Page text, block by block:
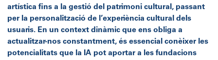
artística fins a la gestió del patrimoni cultural, passant
per la personalització de l’experiència cultural dels
usuaris. En un context dinàmic que ens obliga a
actualitzar-nos constantment, és essencial conèixer les
potencialitats que la IA pot aportar a les fundacions